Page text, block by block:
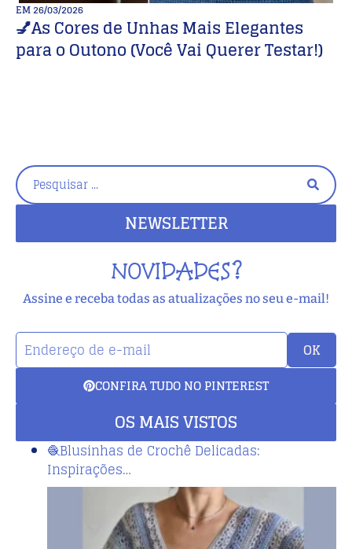
EM26/03/2026
💅As Cores de Unhas Mais Elegantes
para o Outono (Você Vai Querer Testar!)
NEWSLETTER
NOVIDADES?
Assine e receba todas as atualizações no seu e-mail!
OK
CONFIRA TUDO NO PINTEREST
OS MAIS VISTOS
🧶Blusinhas de Crochê Delicadas:
Inspirações…